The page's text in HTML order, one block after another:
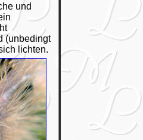
und
(unbedingt
lichten.